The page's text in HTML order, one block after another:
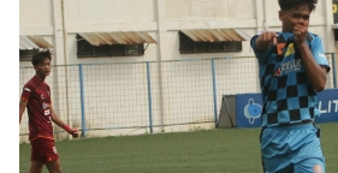
Partner
Insight
NTB
Suara
Time
Lens
IDN
Daily
Jogja
Jalan
Rakyat
Idealita
News
Kita
Notice
Dinamikapost.com
Radar
Baru
Seedbacklink